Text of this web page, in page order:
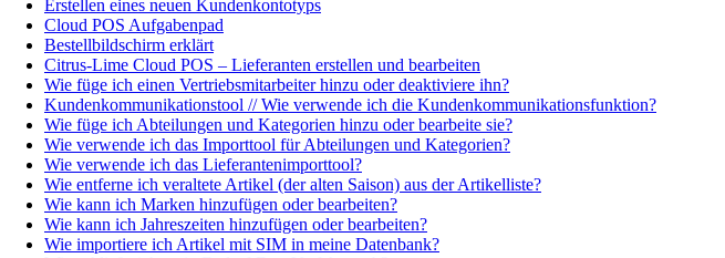
Erstellen eines neuen Kundenkontotyps
Cloud POS Aufgabenpad
Bestellbildschirm erklärt
Citrus-Lime Cloud POS – Lieferanten erstellen und bearbeiten
Wie füge ich einen Vertriebsmitarbeiter hinzu oder deaktiviere ihn?
Kundenkommunikationstool // Wie verwende ich die Kundenkommunikationsfunktion?
Wie füge ich Abteilungen und Kategorien hinzu oder bearbeite sie?
Wie verwende ich das Importtool für Abteilungen und Kategorien?
Wie verwende ich das Lieferantenimporttool?
Wie entferne ich veraltete Artikel (der alten Saison) aus der Artikelliste?
Wie kann ich Marken hinzufügen oder bearbeiten?
Wie kann ich Jahreszeiten hinzufügen oder bearbeiten?
Wie importiere ich Artikel mit SIM in meine Datenbank?